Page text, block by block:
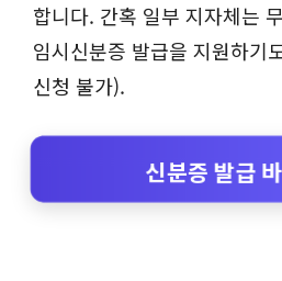
합니다. 간혹 일부 지자체는
임시신분증 발급을 지원하기
신청 불가).
신분증 발급